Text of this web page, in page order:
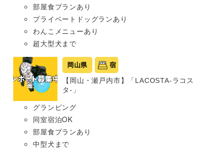
部屋食プランあり
プライベートドッグランあり
わんこメニューあり
超大型犬まで
岡山県 宿
【岡山・瀬戸内市】「LACOSTA-ラコス
タ-」
グランピング
同室宿泊OK
部屋食プランあり
中型犬まで